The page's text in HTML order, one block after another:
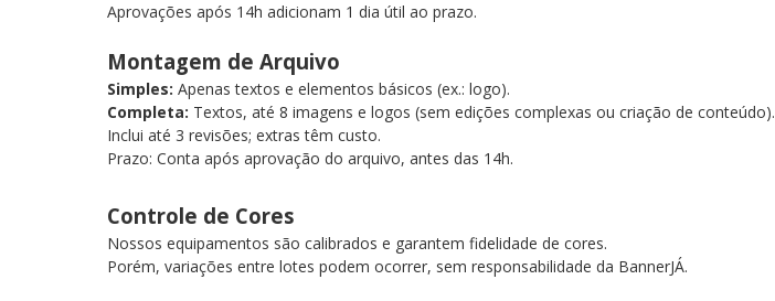
Aprovações após 14h adicionam 1 dia útil ao prazo.
Montagem de Arquivo
Simples: Apenas textos e elementos básicos (ex.: logo).
Completa: Textos, até 8 imagens e logos (sem edições complexas ou criação de conteúdo).
Inclui até 3 revisões; extras têm custo.
Prazo: Conta após aprovação do arquivo, antes das 14h.
Controle de Cores
Nossos equipamentos são calibrados e garantem fidelidade de cores.
Porém, variações entre lotes podem ocorrer, sem responsabilidade da BannerJÁ.